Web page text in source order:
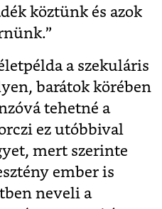
köztünk és azok
a szekuláris
barátok körében
tehetné a
ez utóbbival
mert szerinte
ember is
neveli a